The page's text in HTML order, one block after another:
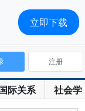
际关系 社会学
注册
立即下载